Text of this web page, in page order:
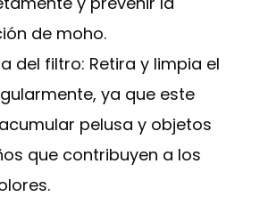
de moho.
del filtro: Retira y limpia el
ya que este
pelusa y objetos
que contribuyen a los